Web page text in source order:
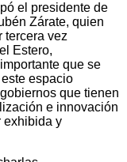
el presidente de
Zárate, quien
tercera vez
Estero,
que se
espacio
que tienen
e innovación
exhibida y